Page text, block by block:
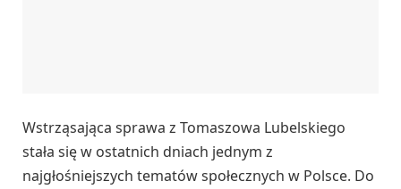
Wstrząsająca sprawa z Tomaszowa Lubelskiego
stała się w ostatnich dniach jednym z
najgłośniejszych tematów społecznych w Polsce. Do